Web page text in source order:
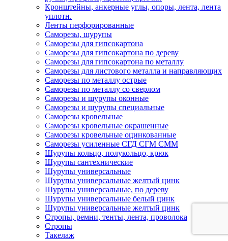
Кронштейны, анкерные углы, опоры, лента, лента
уплотн.
Ленты перфорированные
Саморезы, шурупы
Саморезы для гипсокартона
Саморезы для гипсокартона по дереву
Саморезы для гипсокартона по металлу
Саморезы для листового металла и направляющих
Саморезы по металлу острые
Саморезы по металлу со сверлом
Саморезы и шурупы оконные
Саморезы и шурупы специальные
Саморезы кровельные
Саморезы кровельные окрашенные
Саморезы кровельные оцинкованные
Саморезы усиленные СГД СГМ СММ
Шурупы кольцо, полукольцо, крюк
Шурупы сантехнические
Шурупы универсальные
Шурупы универсальные желтый цинк
Шурупы универсальные, по дереву
Шурупы универсальные белый цинк
Шурупы универсальные желтый цинк
Стропы, ремни, тенты, лента, проволока
Стропы
Такелаж